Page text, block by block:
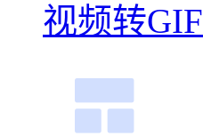
视频转GIF